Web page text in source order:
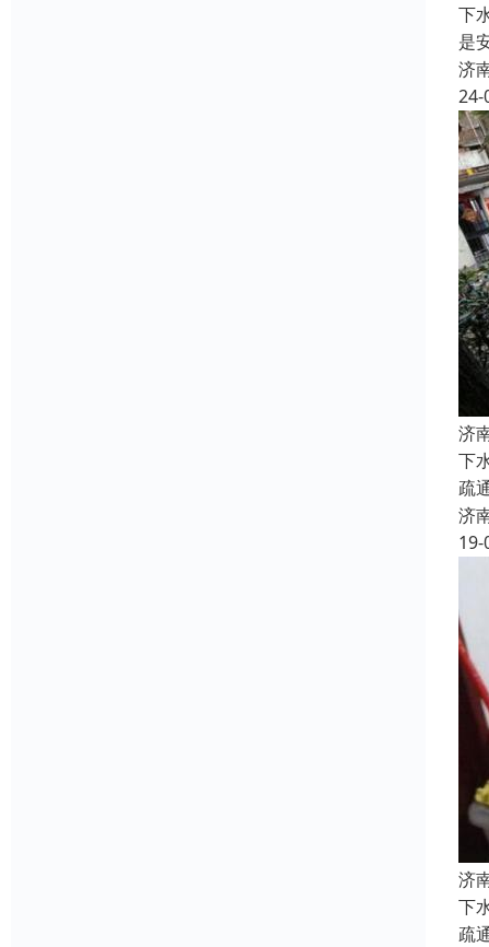
下
是
济
24-
济
下
疏
济
19-
济
下
疏